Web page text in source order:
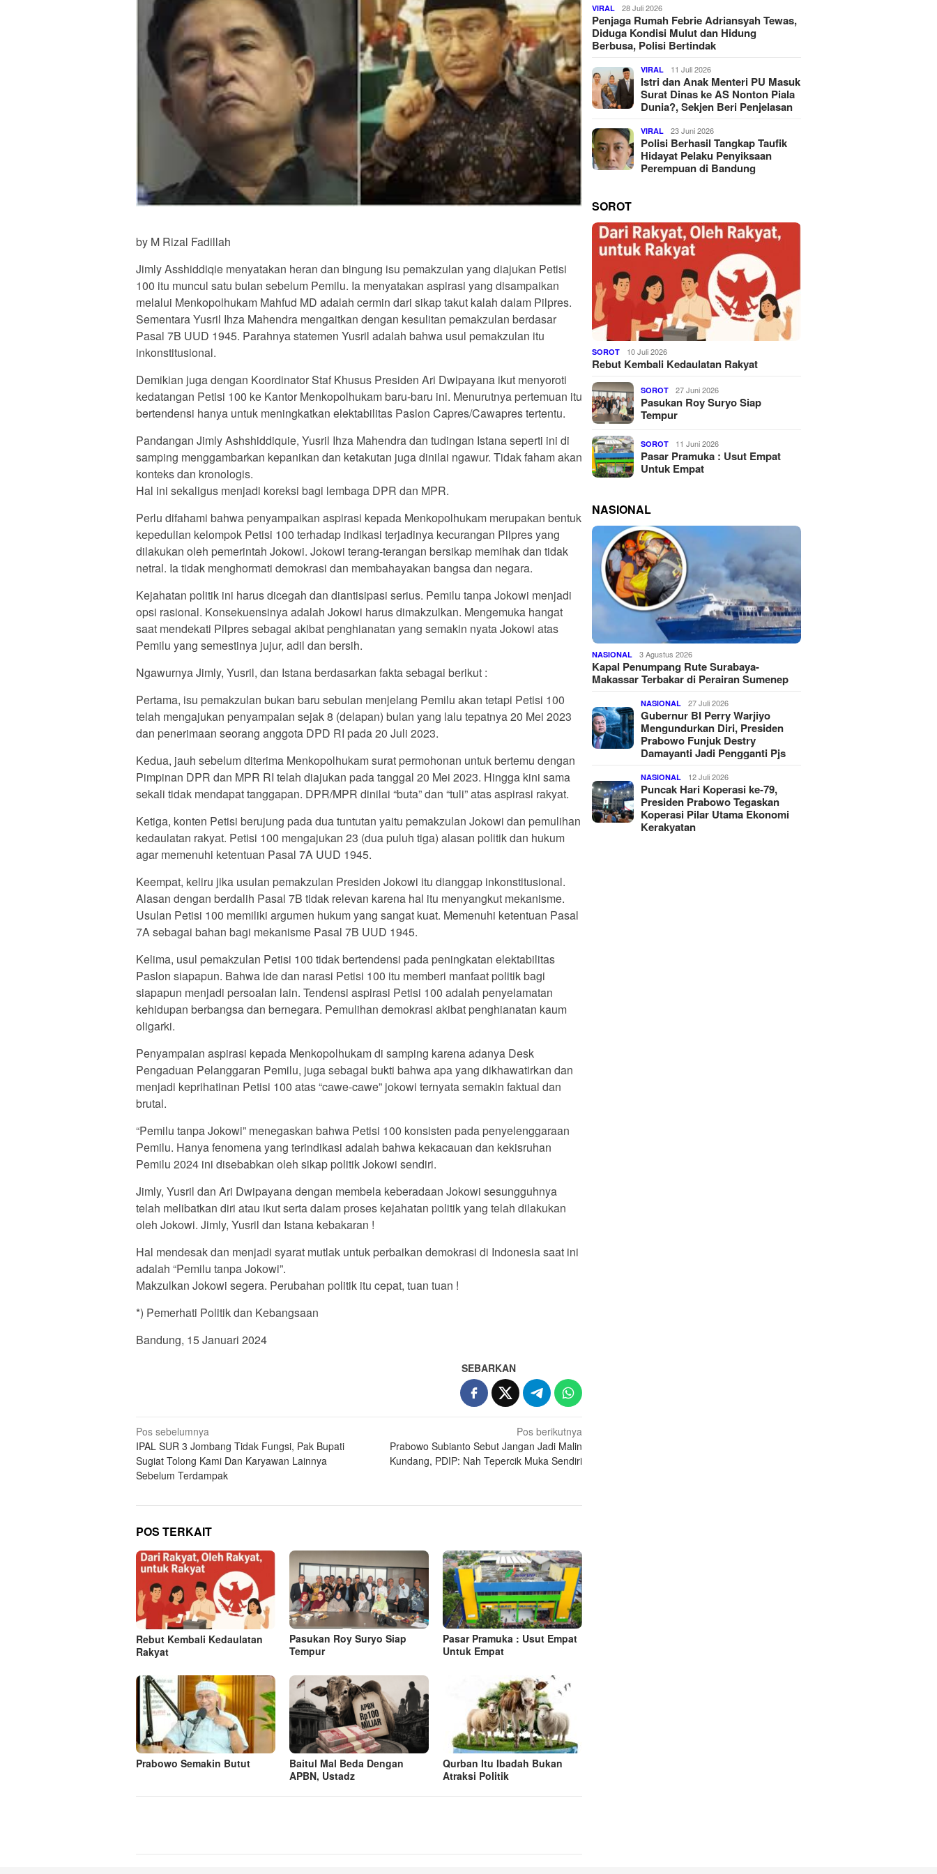
by M Rizal Fadillah
Jimly Asshiddiqie menyatakan heran dan bingung isu pemakzulan yang diajukan Petisi
100 itu muncul satu bulan sebelum Pemilu. Ia menyatakan aspirasi yang disampaikan
melalui Menkopolhukam Mahfud MD adalah cermin dari sikap takut kalah dalam Pilpres.
Sementara Yusril Ihza Mahendra mengaitkan dengan kesulitan pemakzulan berdasar
Pasal 7B UUD 1945. Parahnya statemen Yusril adalah bahwa usul pemakzulan itu
inkonstitusional.
Demikian juga dengan Koordinator Staf Khusus Presiden Ari Dwipayana ikut menyoroti
kedatangan Petisi 100 ke Kantor Menkopolhukam baru-baru ini. Menurutnya pertemuan itu
bertendensi hanya untuk meningkatkan elektabilitas Paslon Capres/Cawapres tertentu.
Pandangan Jimly Ashshiddiquie, Yusril Ihza Mahendra dan tudingan Istana seperti ini di
samping menggambarkan kepanikan dan ketakutan juga dinilai ngawur. Tidak faham akan
konteks dan kronologis.
Hal ini sekaligus menjadi koreksi bagi lembaga DPR dan MPR.
Perlu difahami bahwa penyampaikan aspirasi kepada Menkopolhukam merupakan bentuk
kepedulian kelompok Petisi 100 terhadap indikasi terjadinya kecurangan Pilpres yang
dilakukan oleh pemerintah Jokowi. Jokowi terang-terangan bersikap memihak dan tidak
netral. Ia tidak menghormati demokrasi dan membahayakan bangsa dan negara.
Kejahatan politik ini harus dicegah dan diantisipasi serius. Pemilu tanpa Jokowi menjadi
opsi rasional. Konsekuensinya adalah Jokowi harus dimakzulkan. Mengemuka hangat
saat mendekati Pilpres sebagai akibat penghianatan yang semakin nyata Jokowi atas
Pemilu yang semestinya jujur, adil dan bersih.
Ngawurnya Jimly, Yusril, dan Istana berdasarkan fakta sebagai berikut :
Pertama, isu pemakzulan bukan baru sebulan menjelang Pemilu akan tetapi Petisi 100
telah mengajukan penyampaian sejak 8 (delapan) bulan yang lalu tepatnya 20 Mei 2023
dan penerimaan seorang anggota DPD RI pada 20 Juli 2023.
Kedua, jauh sebelum diterima Menkopolhukam surat permohonan untuk bertemu dengan
Pimpinan DPR dan MPR RI telah diajukan pada tanggal 20 Mei 2023. Hingga kini sama
sekali tidak mendapat tanggapan. DPR/MPR dinilai “buta” dan “tuli” atas aspirasi rakyat.
Ketiga, konten Petisi berujung pada dua tuntutan yaitu pemakzulan Jokowi dan pemulihan
kedaulatan rakyat. Petisi 100 mengajukan 23 (dua puluh tiga) alasan politik dan hukum
agar memenuhi ketentuan Pasal 7A UUD 1945.
Keempat, keliru jika usulan pemakzulan Presiden Jokowi itu dianggap inkonstitusional.
Alasan dengan berdalih Pasal 7B tidak relevan karena hal itu menyangkut mekanisme.
Usulan Petisi 100 memiliki argumen hukum yang sangat kuat. Memenuhi ketentuan Pasal
7A sebagai bahan bagi mekanisme Pasal 7B UUD 1945.
Kelima, usul pemakzulan Petisi 100 tidak bertendensi pada peningkatan elektabilitas
Paslon siapapun. Bahwa ide dan narasi Petisi 100 itu memberi manfaat politik bagi
siapapun menjadi persoalan lain. Tendensi aspirasi Petisi 100 adalah penyelamatan
kehidupan berbangsa dan bernegara. Pemulihan demokrasi akibat penghianatan kaum
oligarki.
Penyampaian aspirasi kepada Menkopolhukam di samping karena adanya Desk
Pengaduan Pelanggaran Pemilu, juga sebagai bukti bahwa apa yang dikhawatirkan dan
menjadi keprihatinan Petisi 100 atas “cawe-cawe” jokowi ternyata semakin faktual dan
brutal.
“Pemilu tanpa Jokowi” menegaskan bahwa Petisi 100 konsisten pada penyelenggaraan
Pemilu. Hanya fenomena yang terindikasi adalah bahwa kekacauan dan kekisruhan
Pemilu 2024 ini disebabkan oleh sikap politik Jokowi sendiri.
Jimly, Yusril dan Ari Dwipayana dengan membela keberadaan Jokowi sesungguhnya
telah melibatkan diri atau ikut serta dalam proses kejahatan politik yang telah dilakukan
oleh Jokowi. Jimly, Yusril dan Istana kebakaran !
Hal mendesak dan menjadi syarat mutlak untuk perbaikan demokrasi di Indonesia saat ini
adalah “Pemilu tanpa Jokowi”.
Makzulkan Jokowi segera. Perubahan politik itu cepat, tuan tuan !
*) Pemerhati Politik dan Kebangsaan
Bandung, 15 Januari 2024
SEBARKAN
Navigasi
pos
Pos sebelumnya
IPAL SUR 3 Jombang Tidak Fungsi, Pak Bupati
Sugiat Tolong Kami Dan Karyawan Lainnya
Sebelum Terdampak
Pos berikutnya
Prabowo Subianto Sebut Jangan Jadi Malin
Kundang, PDIP: Nah Tepercik Muka Sendiri
POS TERKAIT
Rebut Kembali Kedaulatan
Rakyat
Pasukan Roy Suryo Siap
Tempur
Pasar Pramuka : Usut Empat
Untuk Empat
Prabowo Semakin Butut
Baitul Mal Beda Dengan
APBN, Ustadz
Qurban Itu Ibadah Bukan
Atraksi Politik
VIRAL 28 Juli 2026
Penjaga Rumah Febrie Adriansyah Tewas,
Diduga Kondisi Mulut dan Hidung
Berbusa, Polisi Bertindak
VIRAL 11 Juli 2026
Istri dan Anak Menteri PU Masuk
Surat Dinas ke AS Nonton Piala
Dunia?, Sekjen Beri Penjelasan
VIRAL 23 Juni 2026
Polisi Berhasil Tangkap Taufik
Hidayat Pelaku Penyiksaan
Perempuan di Bandung
SOROT
SOROT 10 Juli 2026
Rebut Kembali Kedaulatan Rakyat
SOROT 27 Juni 2026
Pasukan Roy Suryo Siap
Tempur
SOROT 11 Juni 2026
Pasar Pramuka : Usut Empat
Untuk Empat
NASIONAL
NASIONAL 3 Agustus 2026
Kapal Penumpang Rute Surabaya-
Makassar Terbakar di Perairan Sumenep
NASIONAL 27 Juli 2026
Gubernur BI Perry Warjiyo
Mengundurkan Diri, Presiden
Prabowo Funjuk Destry
Damayanti Jadi Pengganti Pjs
NASIONAL 12 Juli 2026
Puncak Hari Koperasi ke-79,
Presiden Prabowo Tegaskan
Koperasi Pilar Utama Ekonomi
Kerakyatan